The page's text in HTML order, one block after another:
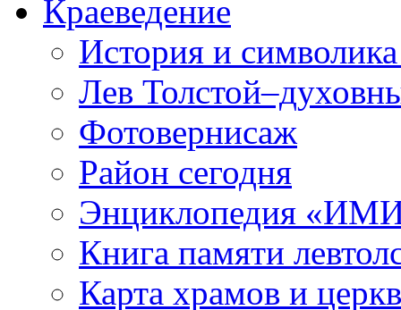
Краеведение
История и
Лев
Фотовернисаж
Район сегодня
Энциклопедия «ИМИ
Книга памяти
Карта храмов и